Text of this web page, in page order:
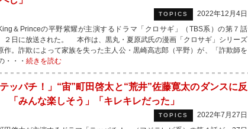
TOPICS
2022年12月4日
＆Princeの平野紫耀が主演するドラマ「クロサギ」（TBS系）の第７話
２日に放送された。 本作は、黒丸・夏原武氏の漫画「クロサギ」シリーズ
作。詐欺によって家族を失った主人公・黒崎高志郎（平野）が、「詐欺師を
・・・ 続きを読む
テッパチ！」“宙”町田啓太と“荒井”佐藤寛太のダンスに反
「みんな楽しそう」「キレキレだった」
TOPICS
2022年7月27日